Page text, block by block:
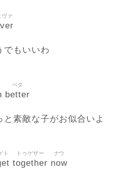
ヴァ
でもいいわ
better
ベタ
素敵な子がお似合いよ
ト
together
トゥゲザー
now
ナウ